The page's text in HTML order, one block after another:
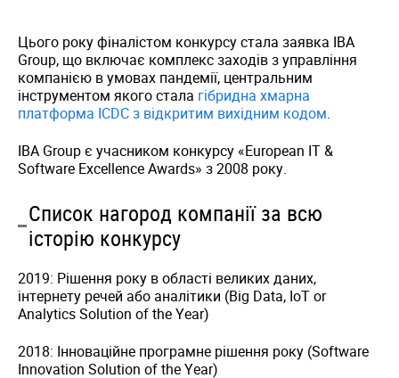
Цього року фіналістом конкурсу стала заявка IBA
Group, що включає комплекс заходів з управління
компанією в умовах пандемії, центральним
інструментом якого стала гібридна хмарна
платформа ICDC з відкритим вихідним кодом.
IBA Group є учасником конкурсу «European IT &
Software Excellence Awards» з 2008 року.
Cписок нагород компанії за всю
історію конкурсу
2019: Рішення року в області великих даних,
інтернету речей або аналітики (Big Data, IoT or
Analytics Solution of the Year)
2018: Інноваційне програмне рішення року (Software
Innovation Solution of the Year)